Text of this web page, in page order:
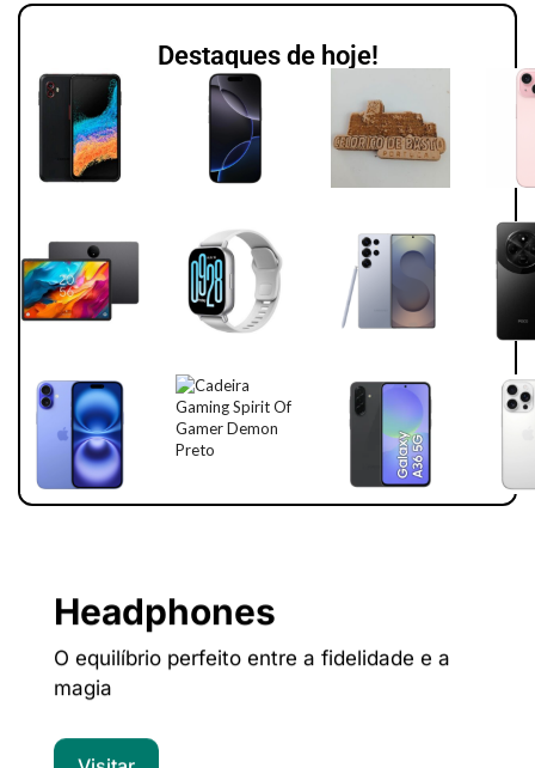
Destaques de hoje!
Headphones
O equilíbrio perfeito entre a fidelidade e a
magia